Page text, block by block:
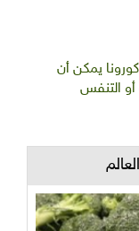
يمكن أن
التنفس